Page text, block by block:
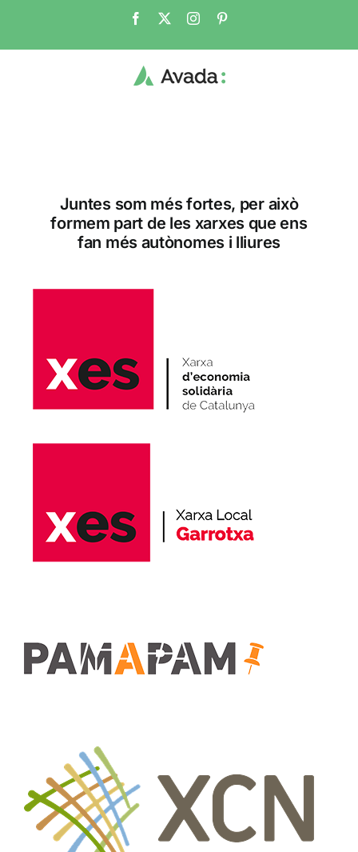
content
Facebook
TwitterInstagram
Juntes som més fortes, per això
formem part de les xarxes que ens
fan més autònomes i lliures